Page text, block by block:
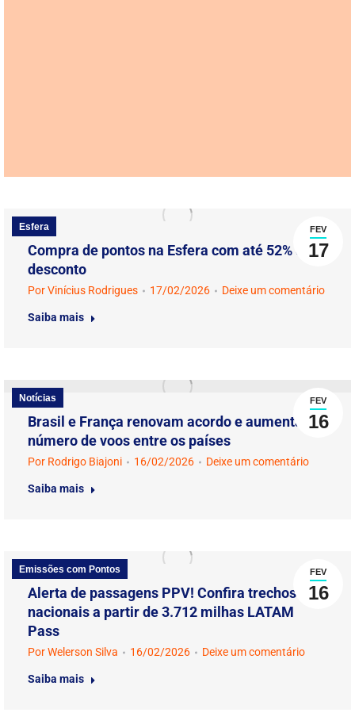
FEV
17
Esfera
Compra de pontos na Esfera com até 52% de
desconto
PorVinícius Rodrigues 17/02/2026 Deixe um comentário
Saiba mais
FEV
16
Notícias
Brasil e França renovam acordo e aumentam
número de voos entre os países
Por Rodrigo Biajoni 16/02/2026 Deixe um comentário
Saiba mais
FEV
16
Emissões com Pontos
Alerta de passagens PPV! Confira trechos
nacionais a partir de 3.712 milhas LATAM
Pass
PorWelerson Silva 16/02/2026 Deixe um comentário
Saiba mais